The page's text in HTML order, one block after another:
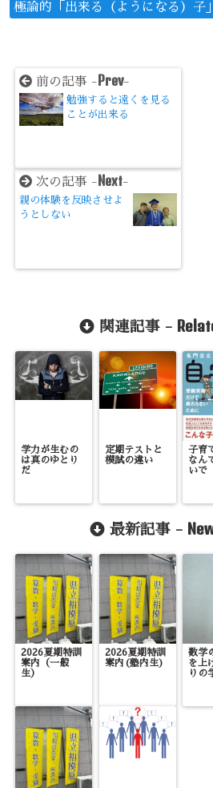
極論的「出来る（ようになる）子」
前の記事 - Prev-
勉強すると遠くを見る
ことが出来る
次の記事 - Next-
親の体験を反映させよ
うとしない
関連記事 -
学力が生むの
は真のゆとり
だ
定期テストと
模試の違い
子育
なん
いで
最新記事 -
2026夏期特訓
案内（一般
生）
2026夏期特訓
案内(塾内生)
数学
を上
りの